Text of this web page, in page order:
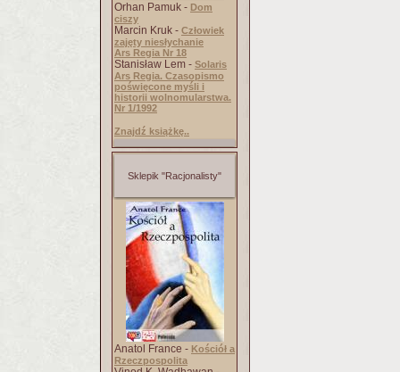
Orhan Pamuk - Dom
ciszy
Marcin Kruk - Człowiek
zajęty niesłychanie
Ars Regia Nr 18
Stanisław Lem - Solaris
Ars Regia. Czasopismo
poświęcone myśli i
historii wolnomularstwa.
Nr 1/1992
Znajdź książkę..
Sklepik "Racjonalisty"
Anatol France - Kościół a
Rzeczpospolita